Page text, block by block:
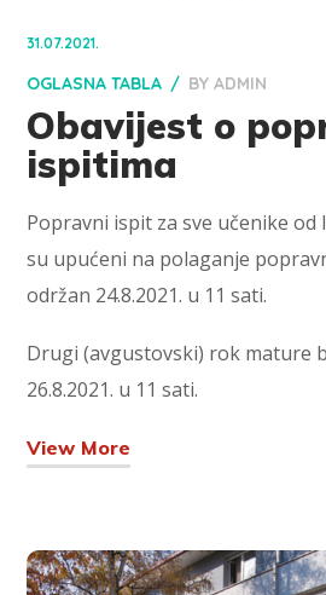
31.07.2021.
OGLASNA TABLA BYADMIN
Obavijest o
ispitima
Popravni ispit za sve učenike od
su upućeni na polaganje
održan 24.8.2021. u 11 sati.
Drugi (avgustovski) rok mature
26.8.2021. u 11 sati.
View More